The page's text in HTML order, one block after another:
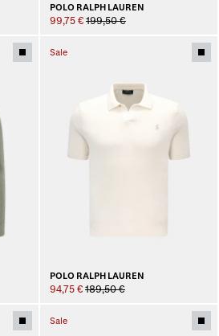
POLO RALPH LAUREN
99,75 € 199,50 €
Sale
POLO RALPH LAUREN
94,75 € 189,50 €
Sale